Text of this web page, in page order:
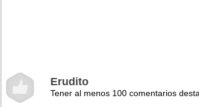
Erudito
Tener al menos 100 comentarios